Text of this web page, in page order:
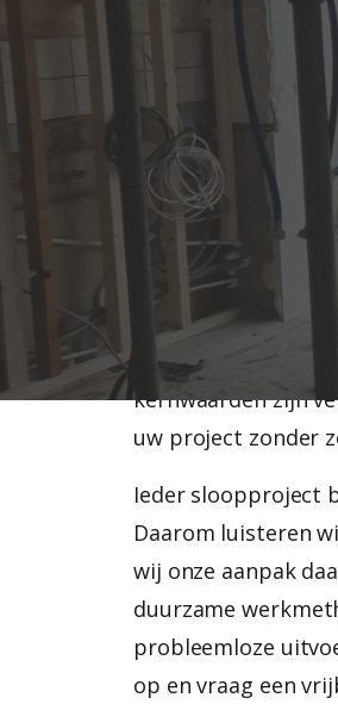
Bent u op zoek
in Wormer? De
soorten
Zaanstreek en
Of het nu gaat om
het voorbereiden
werk zoals het
schoorsteen, wij
kernwaarden zijn
uw project zonder
Ieder sloopproject
Daarom luisteren
wij onze aanpak
duurzame
probleemloze
op en vraag een